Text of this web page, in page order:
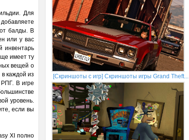
Для
балды. В
или у вас
инвентарь
имеет ту
вещей о
каждой из
РПГ. В игре
уровень.
если вы
XI полно
[Скриншоты с игр] Скриншоты игры Grand Theft...